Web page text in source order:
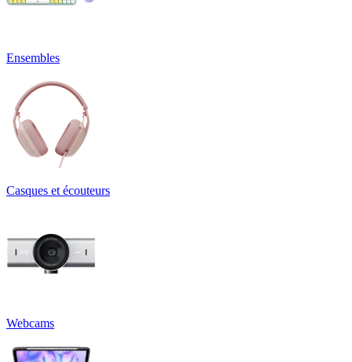
Ensembles
Casques et écouteurs
Webcams